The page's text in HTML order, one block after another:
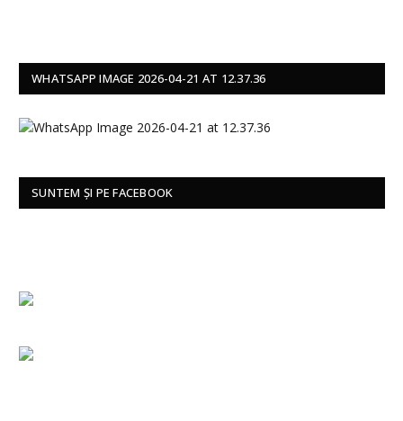
WHATSAPP IMAGE 2026-04-21 AT 12.37.36
SUNTEM ȘI PE FACEBOOK